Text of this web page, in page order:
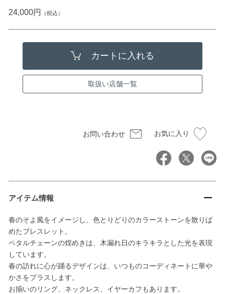
24,000円 （税込）
取扱い店舗一覧
お問い合わせ お気に入り
アイテム情報
春のそよ風をイメージし、色とりどりのカラーストーンを散りば
めたブレスレット。
ペタルチェーンの煌めきは、木漏れ日のキラキラとした光を表現
しています。
春の訪れに心が踊るデザインは、いつものコーディネートに華や
かさをプラスします。
お揃いのリング、ネックレス、イヤーカフもあります。